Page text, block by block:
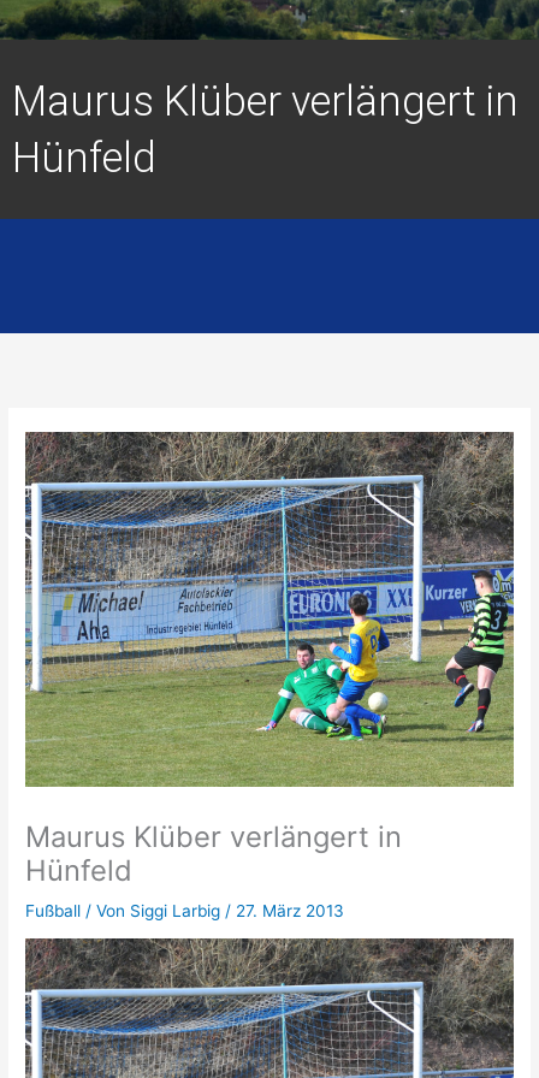
Maurus Klüber verlängert in
Hünfeld
Maurus Klüber verlängert in
Hünfeld
Fußball / Von Siggi Larbig / 27. März 2013